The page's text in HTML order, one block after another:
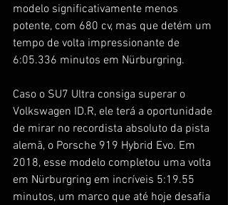
modelo significativamente menos
potente, com 680 cv, mas que detém um
tempo de volta impressionante de
6:05.336 minutos em Nürburgring.
Caso o SU7 Ultra consiga superar o
Volkswagen ID.R, ele terá a oportunidade
de mirar no recordista absoluto da pista
alemã, o Porsche 919 Hybrid Evo. Em
2018, esse modelo completou uma volta
em Nürburgring em incríveis 5:19.55
minutos, um marco que até hoje desafia